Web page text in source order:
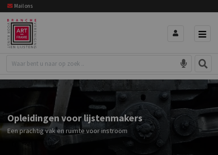
Mail ons
Opleidingen voor lijstenmakers
Een prachtig vak en ruimte voor instroom